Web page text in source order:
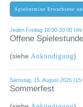
Spieltermine Erwachsene
Jeden Freitag 18:00-20:00
Offene Spielestunde
(siehe Ankündigung)
Samstag, 15. August 2026
Sommerfest